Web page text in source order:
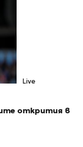
Live
открития в